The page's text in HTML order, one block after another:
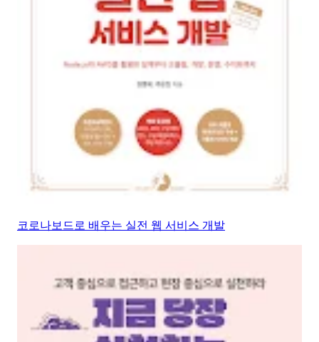
코로나보드로 배우는 실전 웹 서비스 개발